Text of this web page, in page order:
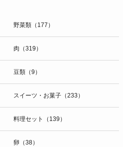
野菜類（177）
肉（319）
豆類（9）
スイーツ・お菓子（233）
料理セット（139）
卵（38）